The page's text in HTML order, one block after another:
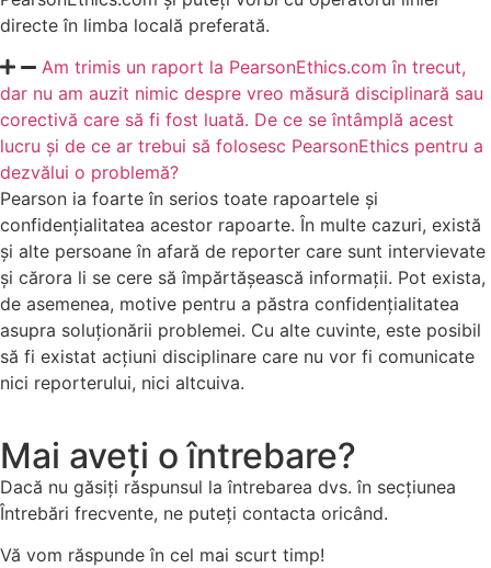
directe în limba locală preferată.
Am trimis un raport la PearsonEthics.com în trecut,
dar nu am auzit nimic despre vreo măsură disciplinară sau
corectivă care să fi fost luată. De ce se întâmplă acest
lucru și de ce ar trebui să folosesc PearsonEthics pentru a
dezvălui o problemă?
Pearson ia foarte în serios toate rapoartele și
confidențialitatea acestor rapoarte. În multe cazuri, există
și alte persoane în afară de reporter care sunt intervievate
și cărora li se cere să împărtășească informații. Pot exista,
de asemenea, motive pentru a păstra confidențialitatea
asupra soluționării problemei. Cu alte cuvinte, este posibil
să fi existat acțiuni disciplinare care nu vor fi comunicate
nici reporterului, nici altcuiva.
Mai aveți o întrebare?
Dacă nu găsiți răspunsul la întrebarea dvs. în secțiunea
Întrebări frecvente, ne puteți contacta oricând.
Vă vom răspunde în cel mai scurt timp!